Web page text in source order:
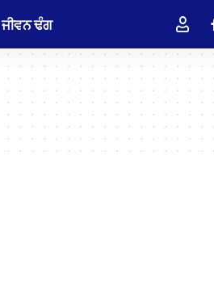
ਜੀਵਨ ਢੰਗ